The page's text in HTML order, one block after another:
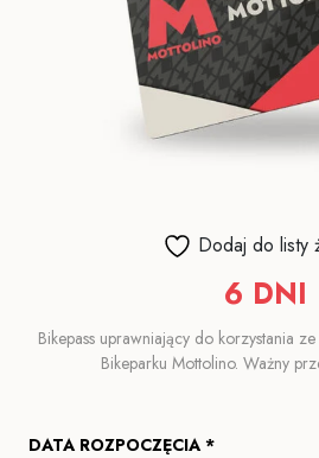
Dodaj do listy
6 DNI
Bikepass uprawniający do korzystania
Bikeparku Mottolino. Ważny
DATA ROZPOCZĘCIA *